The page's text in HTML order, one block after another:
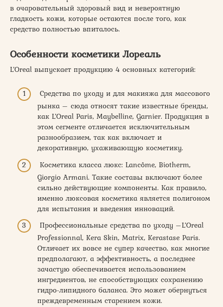
в очаровательный здоровый вид и невероятную
гладкость кожи, которые остаются после того, как
средство полностью впиталось.
Особенности косметики Лореаль
L’Oreal выпускает продукцию 4 основных категорий:
Средства по уходу и для макияжа для массового
рынка – сюда относят такие известные бренды,
как L’Oreal Paris, Maybelline, Garnier. Продукция в
этом сегменте отличается исключительным
разнообразием, так как включает и
декоративную, ухаживающую косметику.
Косметика класса люкс: Lancôme, Biotherm,
Giorgio Armani. Такие составы включают более
сильно действующие компоненты. Как правило,
именно люксовая косметика является полигоном
для испытания и введения инноваций.
Профессиональные средства по уходу –L’Oreal
Professionnal, Kera Skin, Matrix, Kerastase Paris.
Отличает их вовсе не супер качество, как многие
предполагают, а эффективность, а последнее
зачастую обеспечивается использованием
ингредиентов, не способствующих сохранению
гидро-липидного баланса. Это может обернуться
преждевременным старением кожи.